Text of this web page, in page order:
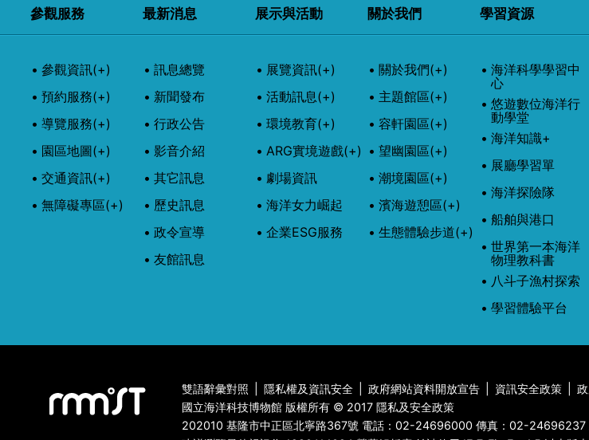
參觀服務
參觀資訊(+)
預約服務(+)
導覽服務(+)
園區地圖(+)
交通資訊(+)
無障礙專區(+)
最新消息
訊息總覽
新聞發布
行政公告
影音介紹
其它訊息
歷史訊息
政令宣導
友館訊息
展示與活動
展覽資訊(+)
活動訊息(+)
環境教育(+)
ARG實境遊戲(+)
劇場資訊
海洋女力崛起
企業ESG服務
關於我們
關於我們(+)
主題館區(+)
容軒園區(+)
望幽園區(+)
潮境園區(+)
濱海遊憩區(+)
生態體驗步道(+)
學習資源
海洋科學學習中
心
悠遊數位海洋行
動學堂
海洋知識+
展廳學習單
海洋探險隊
船舶與港口
世界第一本海洋
物理教科書
八斗子漁村探索
學習體驗平台
雙語辭彙對照 隱私權及資訊安全 政府網站資料開放宣告 資訊安全政策
國立海洋科技博物館 版權所有 © 2017 隱私及安全政策
202010 基隆市中正區北寧路367號 電話：02-24696000 傳真：02-24696237